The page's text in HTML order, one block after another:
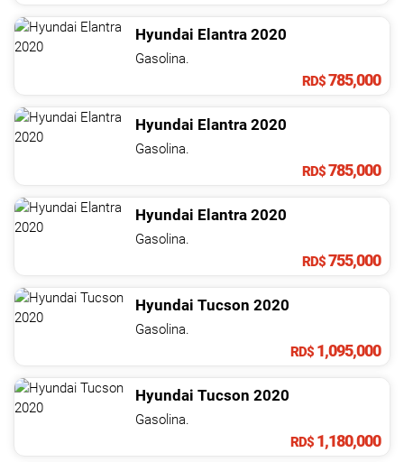
Hyundai Elantra 2020
Gasolina.
RD$785,000
Hyundai Elantra 2020
Gasolina.
RD$785,000
Hyundai Elantra 2020
Gasolina.
RD$755,000
Hyundai Tucson 2020
Gasolina.
RD$ 1,095,000
Hyundai Tucson 2020
Gasolina.
RD$ 1,180,000